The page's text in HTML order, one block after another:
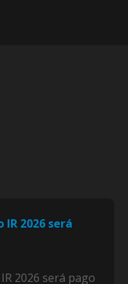
2026 será
2026 será pago